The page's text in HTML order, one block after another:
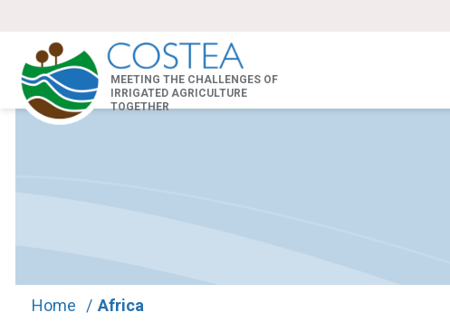
MEETING THE CHALLENGES OF
IRRIGATED AGRICULTURE
TOGETHER
Home / Africa